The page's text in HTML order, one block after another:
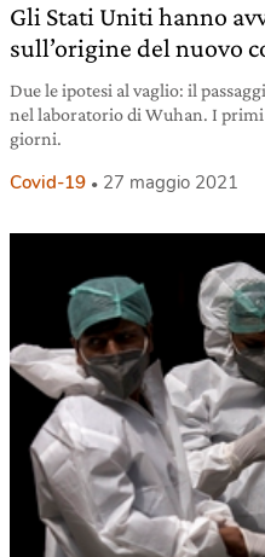
Gli Stati Uniti hanno
sull’origine del nuovo
Due le ipotesi al vaglio: il
nel laboratorio di Wuhan. I
giorni.
Covid-19 27 maggio 2021